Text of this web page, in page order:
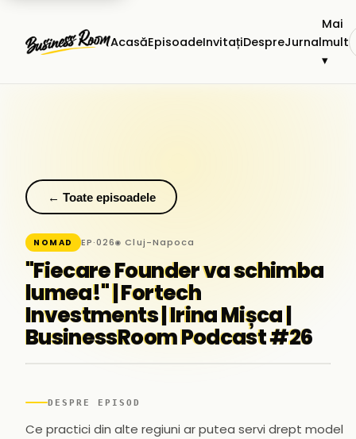
AcasăEpisoadeInvitațiDespreJurnal
Mai
mult
▾
← Toate episoadele
NOMAD EP·026◉ Cluj-Napoca
"Fiecare Founder va schimba
lumea!" | Fortech
Investments | Irina Mișca |
BusinessRoom Podcast #26
DESPRE EPISOD
Ce practici din alte regiuni ar putea servi drept model